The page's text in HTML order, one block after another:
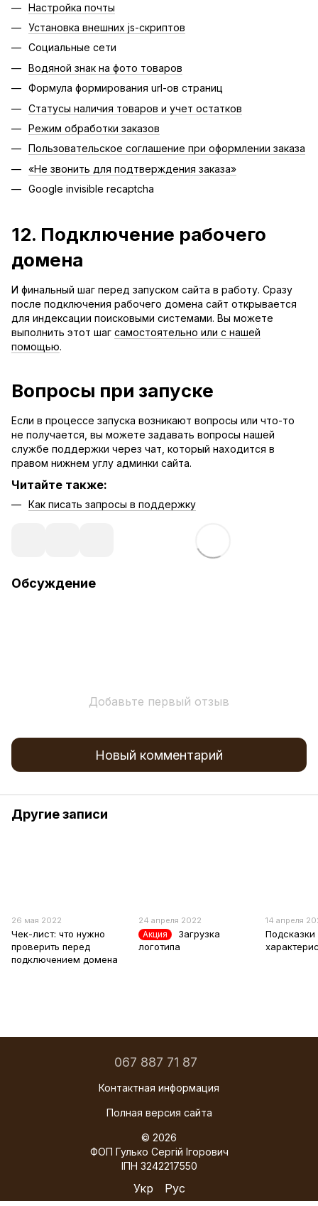
Настройка почты
Установка внешних js-скриптов
Социальные сети
Водяной знак на фото товаров
Формула формирования url-ов страниц
Статусы наличия товаров и учет остатков
Режим обработки заказов
Пользовательское соглашение при оформлении заказа
«Не звонить для подтверждения заказа»
Google invisible recaptcha
12. Подключение рабочего
домена
И финальный шаг перед запуском сайта в работу. Сразу
после подключения рабочего домена сайт открывается
для индексации поисковыми системами. Вы можете
выполнить этот шаг самостоятельно или с нашей
помощью.
Вопросы при запуске
Если в процессе запуска возникают вопросы или что-то
не получается, вы можете задавать вопросы нашей
службе поддержки через чат, который находится в
правом нижнем углу админки сайта.
Читайте также:
Как писать запросы в поддержку
Обсуждение
Добавьте первый отзыв
Новый комментарий
Другие записи
26 мая 2022
Чек-лист: что нужно
проверить перед
подключением домена
24 апреля 2022
Акция
Загрузка
логотипа
14 апреля
Подсказки
067 887 71 87
Контактная информация
Полная версия сайта
© 2026
ФОП Гулько Сергій Ігорович
ІПН 3242217550
Укр Рус